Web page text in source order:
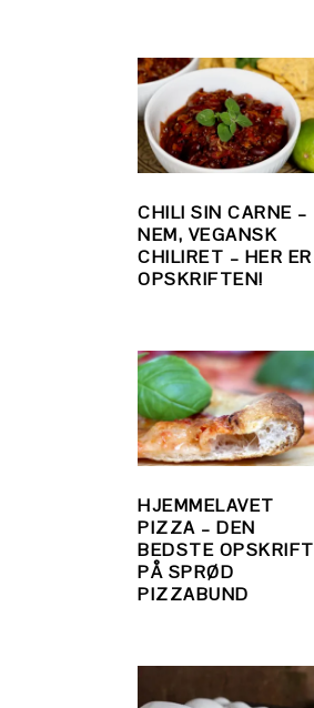
CHILI SIN CARNE –
NEM, VEGANSK
CHILIRET – HER ER
OPSKRIFTEN!
HJEMMELAVET
PIZZA – DEN
BEDSTE OPSKRIFT
PÅ SPRØD
PIZZABUND